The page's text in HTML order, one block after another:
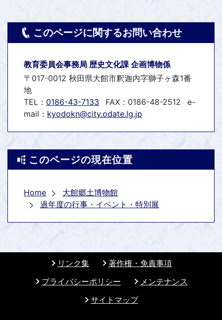
このページに関するお問い合わせ
教育委員会事務局 歴史文化課 企画博物係
〒017-0012 秋田県大館市釈迦内字獅子ヶ森1番
地
TEL： 0186-43-7133 FAX：0186-48-2512
e-
mail： kyodokn@city.odate.lg.jp
このページの現在位置
Home
大館郷土博物館
過年度の行事・イベント・特別展
リンク集
著作権・免責事項
プライバシーポリシー
メンテナンス
サイトマップ